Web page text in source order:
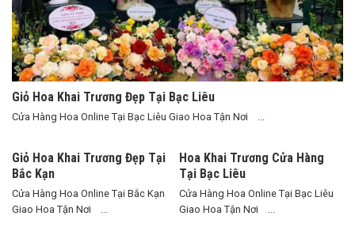
Giỏ Hoa Khai Trương Đẹp Tại Bạc Liêu
Cửa Hàng Hoa Online Tại Bạc Liêu Giao Hoa Tận Nơi ...
Giỏ Hoa Khai Trương Đẹp Tại
Bắc Kạn
Cửa Hàng Hoa Online Tại Bắc Kạn
Giao Hoa Tận Nơi ...
Hoa Khai Trương Cửa Hàng
Tại Bạc Liêu
Cửa Hàng Hoa Online Tại Bạc Liêu
Giao Hoa Tận Nơi ...